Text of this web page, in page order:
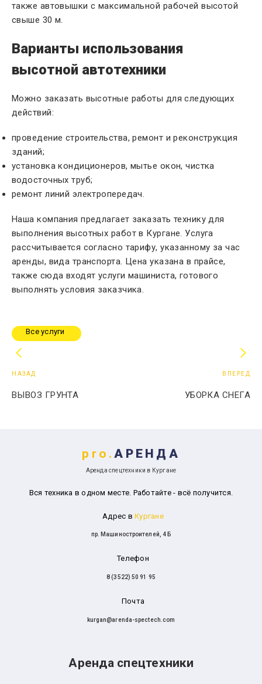
НАЗАД
ВЫВОЗ ГРУНТА
также автовышки с максимальной рабочей высотой
свыше 30 м.
Варианты использования
высотной автотехники
Можно заказать высотные работы для следующих
действий:
проведение строительства, ремонт и реконструкция
зданий;
установка кондиционеров, мытье окон, чистка
водосточных труб;
ремонт линий электропередач.
Наша компания предлагает заказать технику для
выполнения высотных работ в Кургане. Услуга
рассчитывается согласно тарифу, указанному за час
аренды, вида транспорта. Цена указана в прайсе,
также сюда входят услуги машиниста, готового
выполнять условия заказчика.
Все услуги
ВПЕРЕД
УБОРКА СНЕГА
pro.АРЕНДА
Аренда спецтехники в Кургане
Вся техника в одном месте. Работайте - всё получится.
Адрес вКургане
пр. Машиностроителей, 4 Б
Телефон
8 (3522) 50 91 95
Почта
kurgan@arenda-spectech.com
Аренда спецтехники